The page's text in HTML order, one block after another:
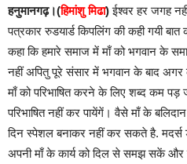
हनुमानगढ़।(हिमांशु मिढा)ईश्वर हर जगह
पत्रकार रुडयार्ड किपलिंग की कही गयी
कहा कि हमारे समाज में माँ को भगवान के
नहीं अपितु पूरे संसार में भगवान के बाद अगर
माँ को परिभाषित करने के लिए शब्द कम
परिभाषित नहीं कर पायेंगें। वैसे माँ के
दिन स्पेशल बनाकर नहीं कर सकते है. मदर्स
अपनी माँ के कार्य को दिल से समझ सकें और